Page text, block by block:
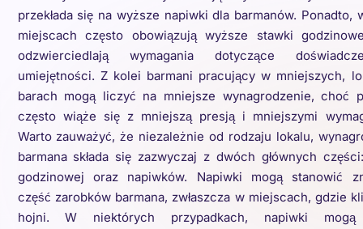
przekłada się na wyższe napiwki dla barmanów. Ponadto,
miejscach często obowiązują wyższe stawki
odzwierciedlają wymagania dotyczące
umiejętności. Z kolei barmani pracujący w mniejszych,
barach mogą liczyć na mniejsze wynagrodzenie, choć
często wiąże się z mniejszą presją i mniejszymi
Warto zauważyć, że niezależnie od rodzaju lokalu,
barmana składa się zazwyczaj z dwóch głównych
godzinowej oraz napiwków. Napiwki mogą stanowić
część zarobków barmana, zwłaszcza w miejscach, gdzie
hojni. W niektórych przypadkach, napiwki mogą